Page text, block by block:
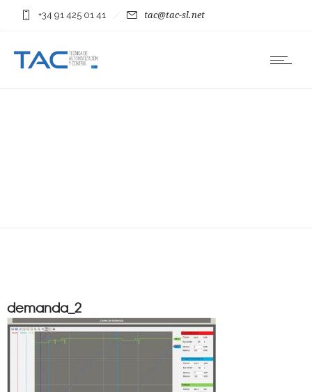
+34 91 425 01 41 tac@tac-sl.net
demanda_2